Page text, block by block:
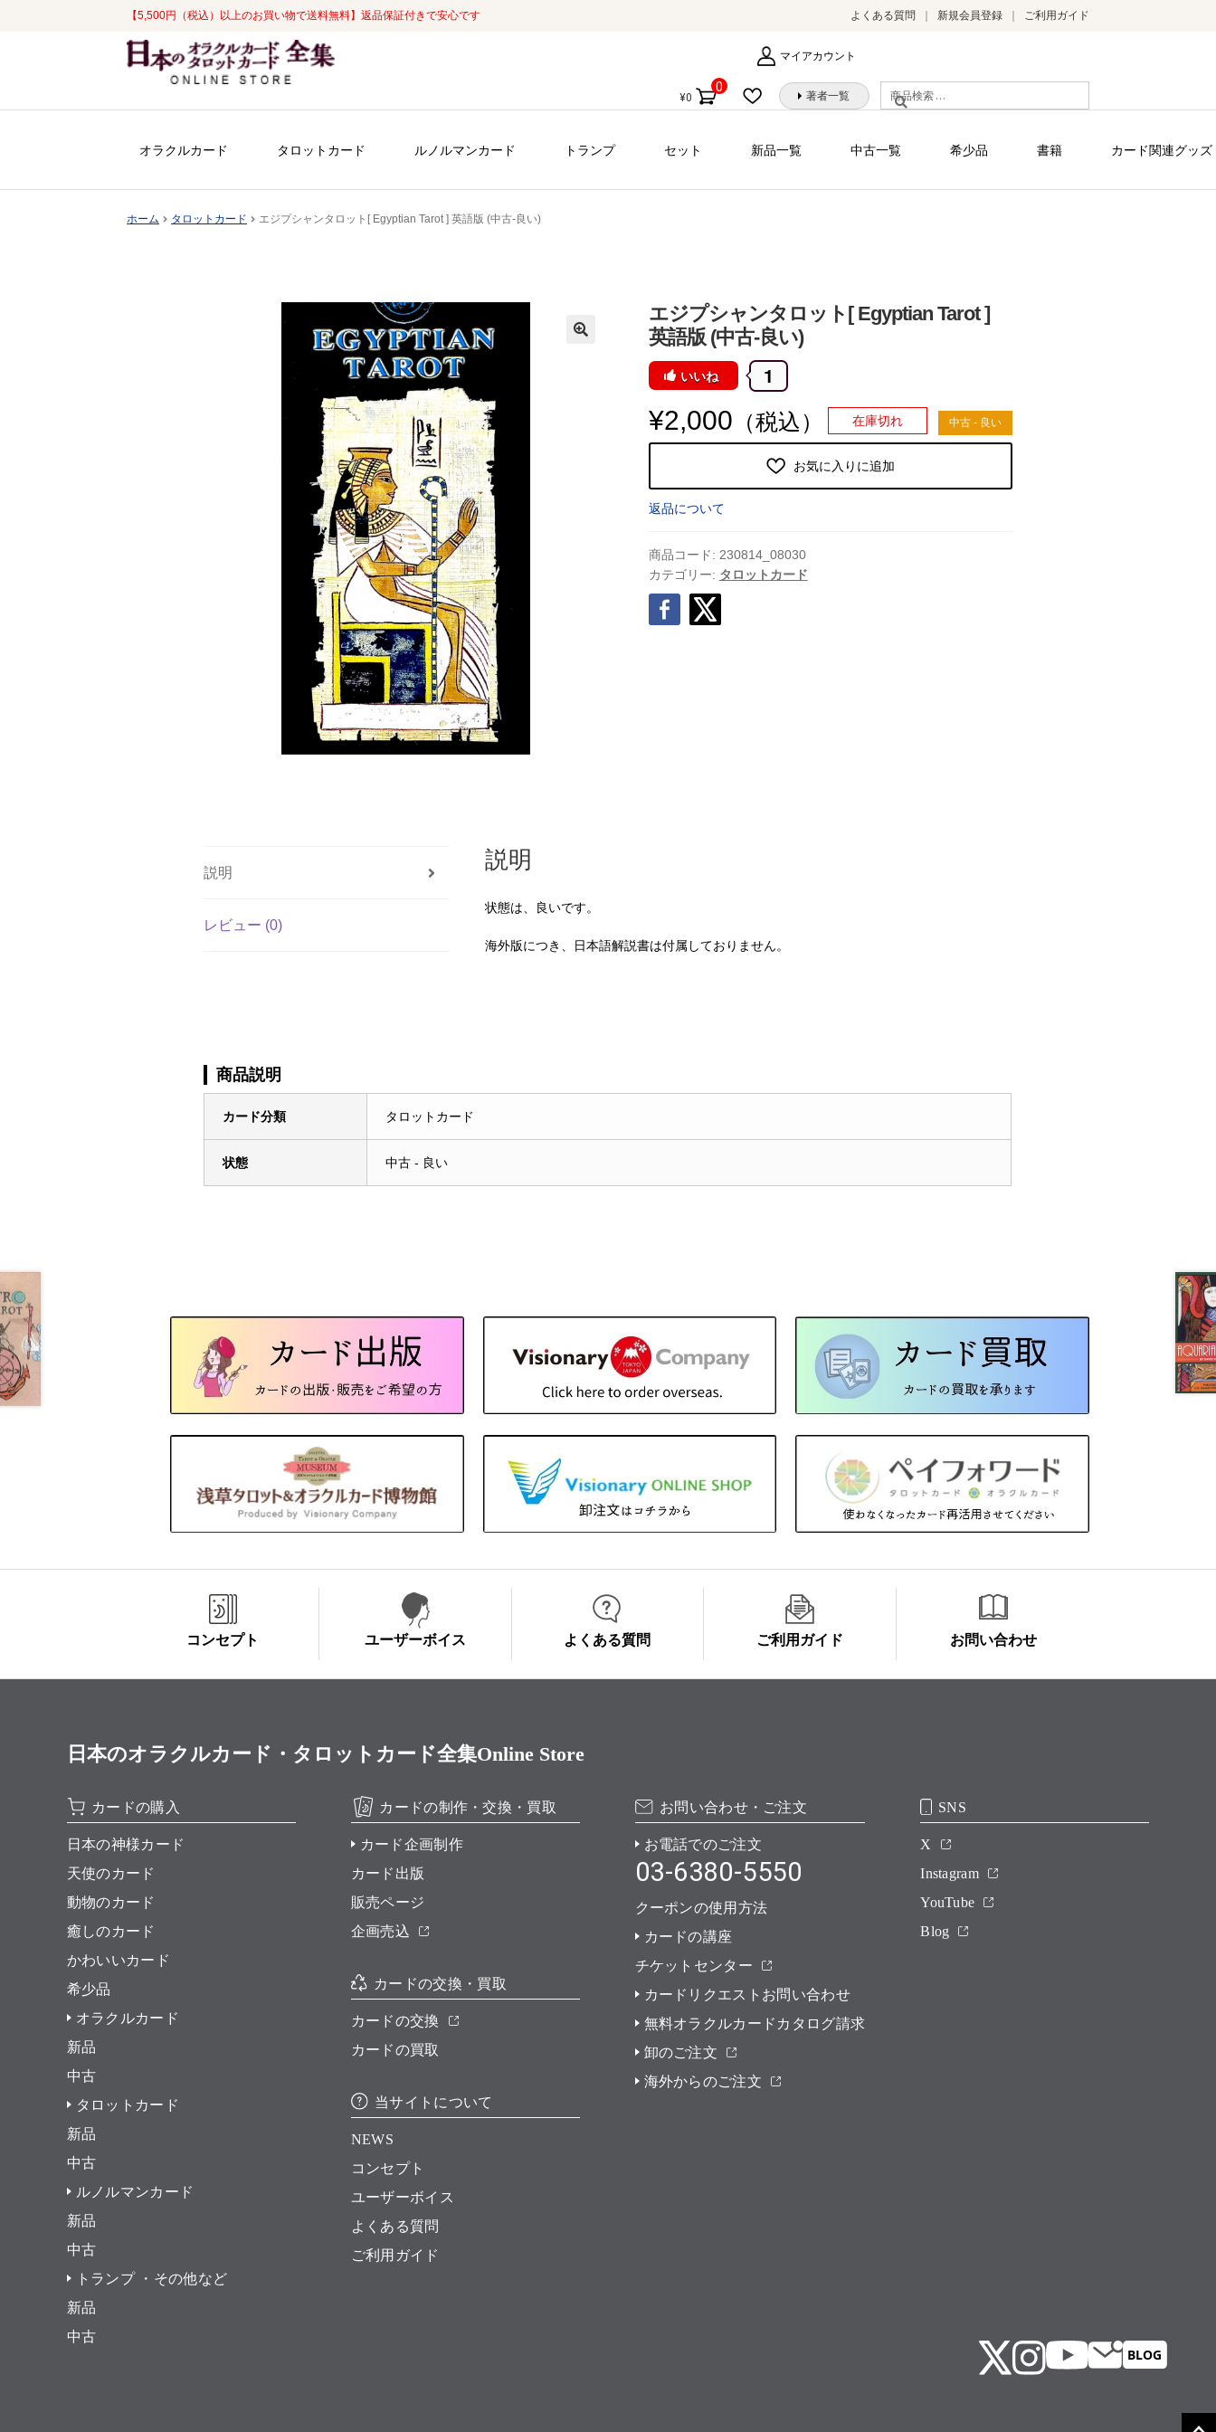
【5,500円（税込）以上のお買い物で送料無料】返品保証付きで安心です よくある質問 新規会員登録 ご利用ガイド
ナ
ビ
ン
コ
ン
ス
マイアカウント
検
索
象:
著者一覧
¥0
0
個
オラクルカード タロットカード ルノルマンカード トランプ セット 新品一覧 中古一覧 希少品 書籍 カード関連グッズ
ホーム タロットカード エジプシャンタロット[ Egyptian Tarot ] 英語版 (中古-良い)
エジプシャンタロット[ Egyptian Tarot ]
英語版 (中古-良い)
いいね 1
中古 - 良い
¥2,000 （税込） 在庫切れ
お気に入りに追加
返品について
商品コード: 230814_08030
カテゴリー: タロットカード
説明
レビュー (0)
説明
状態は、良いです。
海外版につき、日本語解説書は付属しておりません。
商品説明
カード分類 タロットカード
状態 中古 - 良い
コンセプト ユーザーボイス よくある質問 ご利用ガイド お問い合わせ
日本のオラクルカード・タロットカード全集Online Store
カードの購入
日本の神様カード
天使のカード
動物のカード
癒しのカード
かわいいカード
希少品
オラクルカード
新品
中古
タロットカード
新品
中古
ルノルマンカード
新品
中古
トランプ ・その他など
新品
中古
カードの制作・交換・買取
カード企画制作
カード出版
販売ページ
企画売込
カードの交換・買取
カードの交換
カードの買取
当サイトについて
NEWS
コンセプト
ユーザーボイス
よくある質問
ご利用ガイド
お問い合わせ・ご注文
お電話でのご注文
03-6380-5550
クーポンの使用方法
カードの講座
チケットセンター
カードリクエストお問い合わせ
無料オラクルカードカタログ請求
卸のご注文
海外からのご注文
SNS
X
Instagram
YouTube
Blog